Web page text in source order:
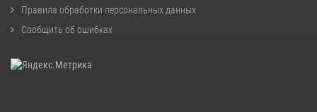
Правила обработки персональных данных
Сообщить об ошибках